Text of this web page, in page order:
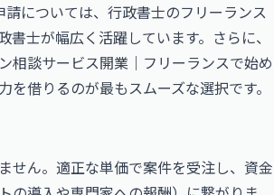
については、 行政書士のフリーランス
書士が幅広く活躍しています。さらに、
相談サービス開業｜フリーランスで始め
借りるのが最もスムーズな選択です。
せん。適正な単価で案件を受注し、資金